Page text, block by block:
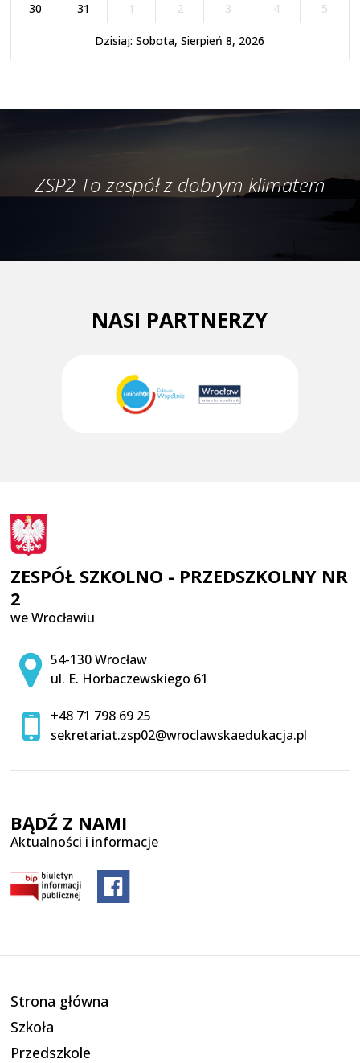
30
31 1 2 3 4 5
Dzisiaj: Sobota, Sierpień 8, 2026
ZSP2 To zespół z dobrym klimatem
NASI PARTNERZY
ZESPÓŁ SZKOLNO - PRZEDSZKOLNY NR
2
we Wrocławiu
Adres pocztowy:
54-130 Wrocław
ul. E. Horbaczewskiego 61
+48 71 798 69 25
sekretariat.zsp02@wroclawskaedukacja.pl
BĄDŹ Z NAMI
Aktualności i informacje
Strona główna
Szkoła
Przedszkole